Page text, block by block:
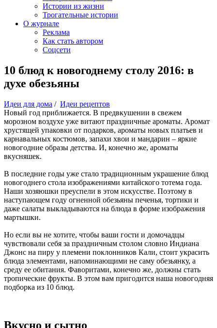
Истории из жизни
Трогательные истории
О журнале
Реклама
Как стать автором
Соцсети
10 блюд к новогоднему столу 2016: в
духе обезьяны
Идеи для дома / Идеи рецептов
Новый год приближается. В предвкушении в свежем
морозном воздухе уже витают праздничные ароматы. Аромат
хрустящей упаковки от подарков, ароматы новых платьев и
карнавальных костюмов, запахи хвои и мандарин – яркие
новогодние образы детства. И, конечно же, ароматы
вкусняшек.
В последние годы уже стало традиционным украшение блюд
новогоднего стола изображениями китайского тотема года.
Наши хозяюшки преуспели в этом искусстве. Поэтому в
наступающем году огненной обезьяны печенья, тортики и
даже салаты выкладываются на блюда в форме изображения
мартышки.
Но если вы не хотите, чтобы ваши гости и домочадцы
чувствовали себя за праздничным столом словно Индиана
Джонс на пиру у племени поклонников Кали, стоит украсить
блюда элементами, напоминающими не саму обезьянку, а
среду ее обитания. Фаворитами, конечно же, должны стать
тропические фрукты. В этом вам пригодится наша новогодняя
подборка из 10 блюд.
Вкусно и сытно